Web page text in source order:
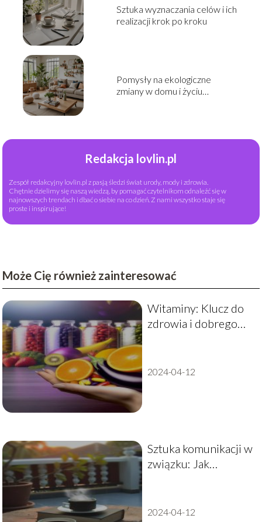
Sztuka wyznaczania celów i ich
realizacji krok po kroku
Pomysły na ekologiczne
zmiany w domu i życiu
Redakcja lovlin.pl
Zespół redakcyjny lovlin.pl z pasją śledzi świat urody, mody i zdrowia.
Chętnie dzielimy się naszą wiedzą, by pomagać czytelnikom odnaleźć się w
najnowszych trendach i dbać o siebie na co dzień. Z nami wszystko staje się
proste i inspirujące!
Może Cię również zainteresować
Witaminy: Klucz do
zdrowia i dobrego
przewodnik
2024-04-12
Sztuka komunikacji w
związku: Jak
partnerem?
2024-04-12